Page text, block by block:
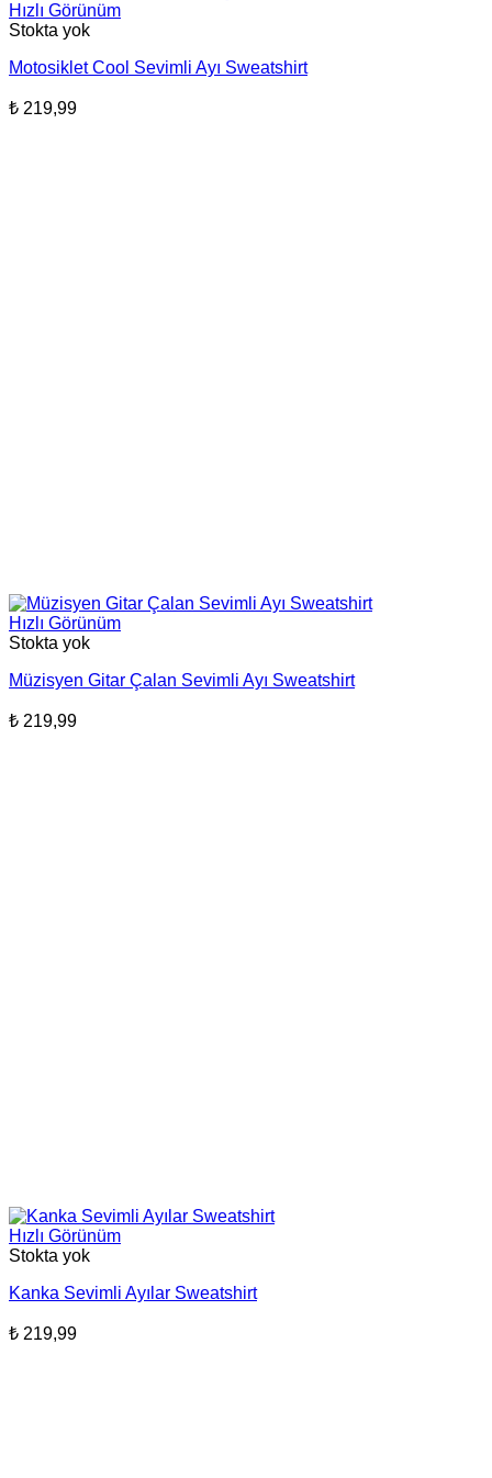
Hızlı Görünüm
Stokta yok
Motosiklet Cool Sevimli Ayı Sweatshirt
₺ 219,99
Hızlı Görünüm
Stokta yok
Müzisyen Gitar Çalan Sevimli Ayı Sweatshirt
₺ 219,99
Hızlı Görünüm
Stokta yok
Kanka Sevimli Ayılar Sweatshirt
₺ 219,99